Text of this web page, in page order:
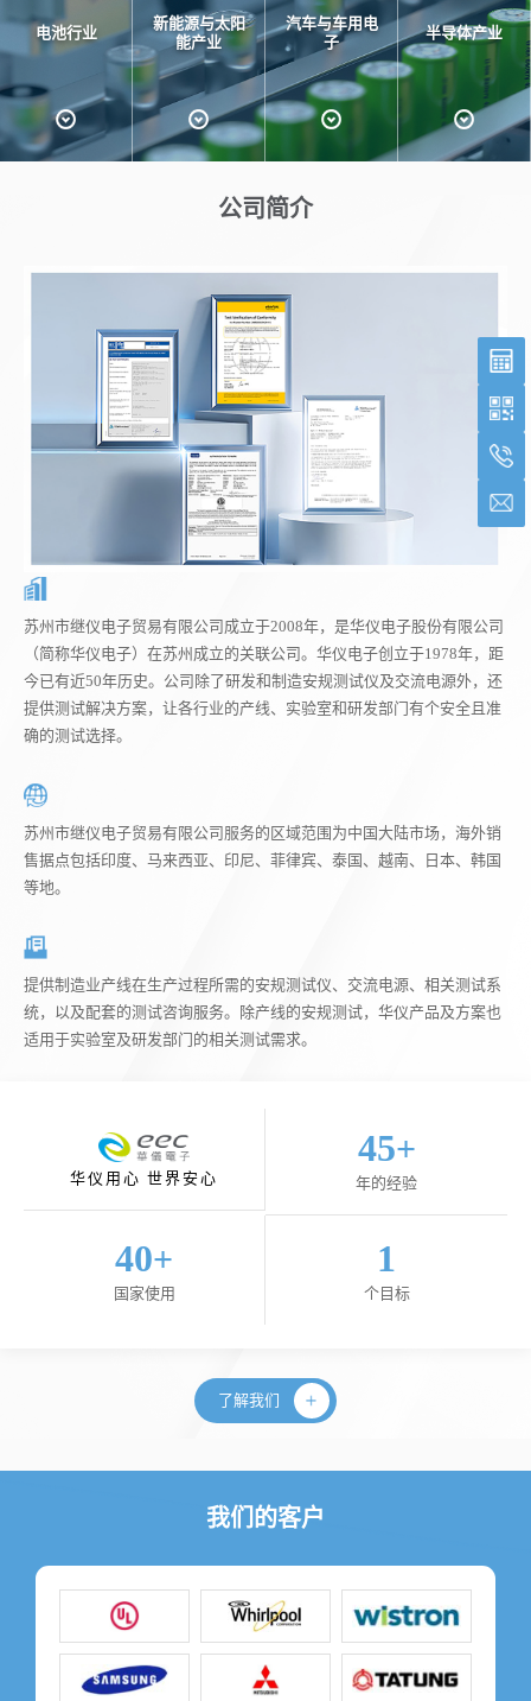
电池行业
新能源与太阳
能产业
汽车与车用电
子
半导体产业
公司简介
苏州市继仪电子贸易有限公司成立于2008年，是华仪电子股份有限公司
（简称华仪电子）在苏州成立的关联公司。华仪电子创立于1978年，距
今已有近50年历史。公司除了研发和制造安规测试仪及交流电源外，还
提供测试解决方案，让各行业的产线、实验室和研发部门有个安全且准
确的测试选择。
苏州市继仪电子贸易有限公司服务的区域范围为中国大陆市场，海外销
售据点包括印度、马来西亚、印尼、菲律宾、泰国、越南、日本、韩国
等地。
提供制造业产线在生产过程所需的安规测试仪、交流电源、相关测试系
统，以及配套的测试咨询服务。除产线的安规测试，华仪产品及方案也
适用于实验室及研发部门的相关测试需求。
华仪用心 世界安心
45+
年的经验
40+
国家使用
1
个目标
了解我们
我们的客户